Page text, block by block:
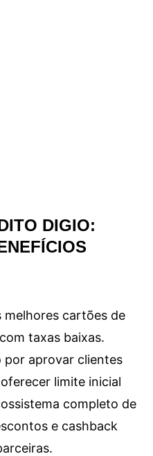
DIGIO:
melhores cartões de
taxas baixas.
por aprovar clientes
limite inicial
completo de
e cashback